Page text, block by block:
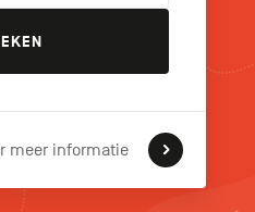
meer informatie